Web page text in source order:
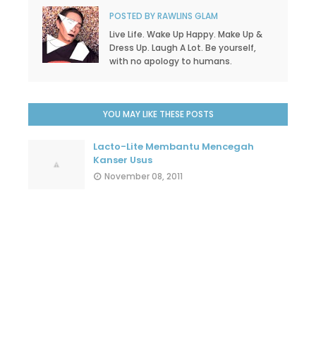
POSTED BYRAWLINS GLAM
Live Life. Wake Up Happy. Make Up &
Dress Up. Laugh A Lot. Be yourself,
with no apology to humans.
YOU MAY LIKE THESE POSTS
Lacto-Lite Membantu Mencegah
Kanser Usus
November 08, 2011